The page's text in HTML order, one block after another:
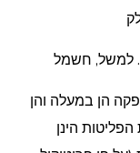
הן במעלה והן
הינן